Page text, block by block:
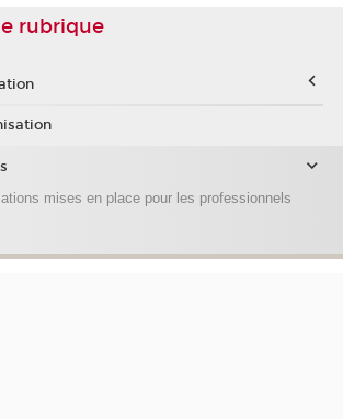
rubrique
mises en place pour les professionnels